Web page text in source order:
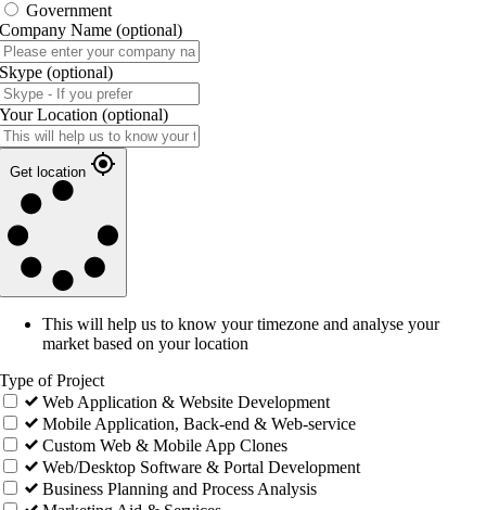
Government
Company Name (optional)
Skype (optional)
Your Location (optional)
Get location
This will help us to know your timezone and analyse your
market based on your location
Type of Project
Web Application & Website Development
Mobile Application, Back-end & Web-service
Custom Web & Mobile App Clones
Web/Desktop Software & Portal Development
Business Planning and Process Analysis